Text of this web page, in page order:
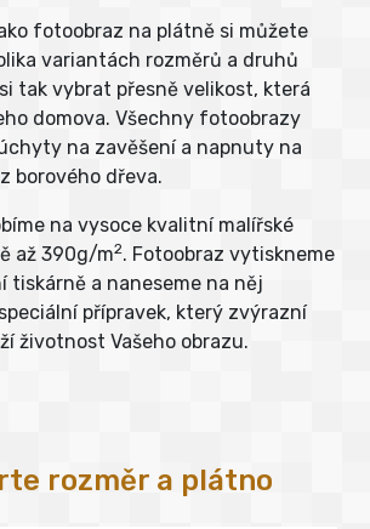
fotoobraz na plátně si můžete
variantách rozměrů a druhů
tak vybrat přesně velikost, která
domova. Všechny fotoobrazy
na zavěšení a napnuty na
borového dřeva.
na vysoce kvalitní malířské
až 390g/m2. Fotoobraz vytiskneme
tiskárně a naneseme na něj
přípravek, který zvýrazní
životnost Vašeho obrazu.
rozměr a plátno